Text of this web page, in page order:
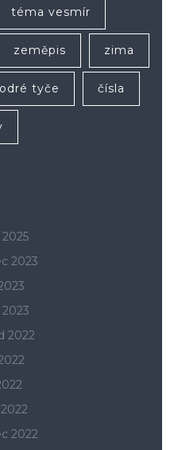
téma vesmír
zeměpis zima
tyče čísla
2023
2022
2022